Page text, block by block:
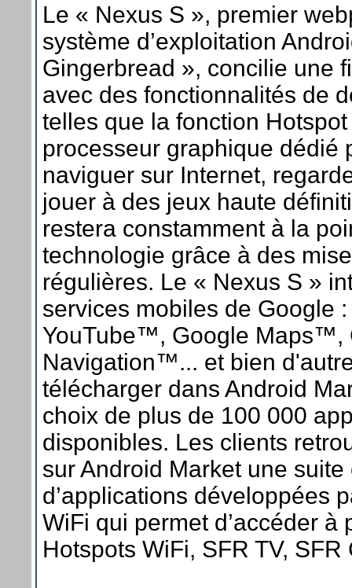
Le « Nexus S », premier
système d’exploitation
Gingerbread », concilie une
avec des fonctionnalités de
telles que la fonction
processeur graphique dédié
naviguer sur Internet,
jouer à des jeux haute
restera constamment à la
technologie grâce à des
régulières. Le « Nexus S »
services mobiles de
YouTube™, Google Maps™,
Navigation™... et bien
télécharger dans Android
choix de plus de 100 000
disponibles. Les clients
sur Android Market une suite
d’applications développées
WiFi qui permet d’accéder à
Hotspots WiFi, SFR TV,